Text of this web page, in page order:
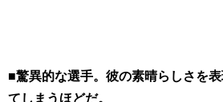
■驚異的な選手。彼の素晴らしさを
てしまうほどだ。